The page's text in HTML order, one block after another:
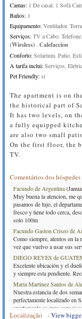
Camas: 1 De casal. 1 Sofá
Baños: 1
Equipamento:Ventilador.
Serviços:TV a Cabo. Telefone.
(Wireless) . Calefaccion
Conforto:Solarium. Patio.
A tarifa inclui:Serviços,
Pet Friendly:si
The apartment is on
the historical part of
It has two levels, on
a fully equipped
are also two small
On the first floor, the
TV.
Comentários dos hóspedes
Facundo de Argentina
Muy buena la atencion, me
pasamos de lujo, el
fresco y tiene todo cerca,
solo 100m
Facundo Gaston Criseo de
Como siempre, atentos en la
vez que vuelvo a usar sus
DIEGO REYES de
Excelente ubicación y el
y siempre esta pendiente.
Maria Martinez Santos de
Nuestra estancia de dos
perfectamente localizado en
apartamento es muy
con dos pequeños patios
Localização -View